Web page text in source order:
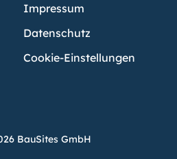
Impressum
Datenschutz
Cookie-Einstellungen
BauSites GmbH